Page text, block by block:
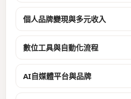
個人品牌變現與多元收入
數位工具與自動化流程
AI自媒體平台與品牌